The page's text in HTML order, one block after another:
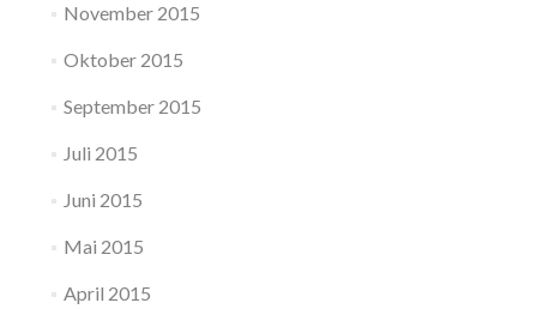
November 2015
Oktober 2015
September 2015
Juli 2015
Juni 2015
Mai 2015
April 2015